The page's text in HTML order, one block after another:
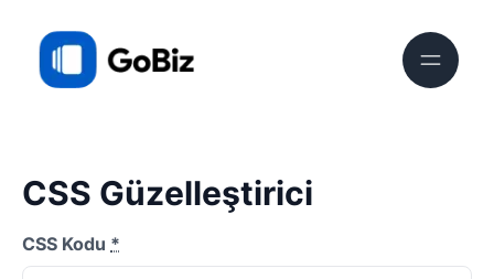
CSS Güzelleştirici
CSS Kodu *